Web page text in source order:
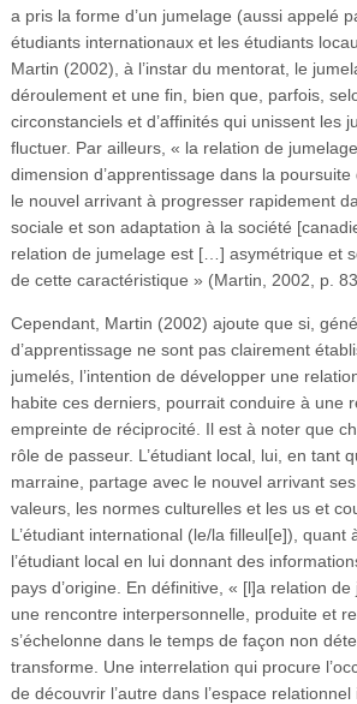
a pris la forme d’un jumelage (aussi appelé
étudiants internationaux et les étudiants
Martin (2002), à l’instar du mentorat, le
déroulement et une fin, bien que, parfois,
circonstanciels et d’affinités qui unissent les
fluctuer. Par ailleurs, « la relation de
dimension d’apprentissage dans la poursuite
le nouvel arrivant à progresser rapidement
sociale et son adaptation à la société
relation de jumelage est […] asymétrique et
de cette caractéristique » (Martin, 2002, p.
Cependant, Martin (2002) ajoute que si,
d’apprentissage ne sont pas clairement
jumelés, l’intention de développer une
habite ces derniers, pourrait conduire à une
empreinte de réciprocité. Il est à noter que
rôle de passeur. L’étudiant local, lui, en tant
marraine, partage avec le nouvel arrivant
valeurs, les normes culturelles et les us et
L’étudiant international (le/la filleul[e]), quant
l’étudiant local en lui donnant des
pays d’origine. En définitive, « [l]a relation
une rencontre interpersonnelle, produite et
s’échelonne dans le temps de façon non
transforme. Une interrelation qui procure
de découvrir l’autre dans l’espace relationnel